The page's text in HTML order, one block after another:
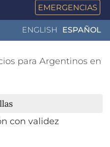
EMERGENCIAS
ENGLISH ESPAÑOL
para Argentinos en
con validez